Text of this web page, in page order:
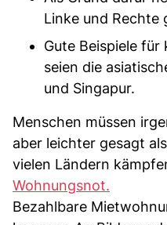
Linke und Rechte
Gute Beispiele für
seien die
und Singapur.
Menschen müssen
aber leichter gesagt
vielen Ländern
Wohnungsnot.
Bezahlbare